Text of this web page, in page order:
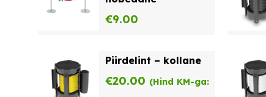
€9.00
Piirdelint – kollane
€20.00 (Hind KM-ga: